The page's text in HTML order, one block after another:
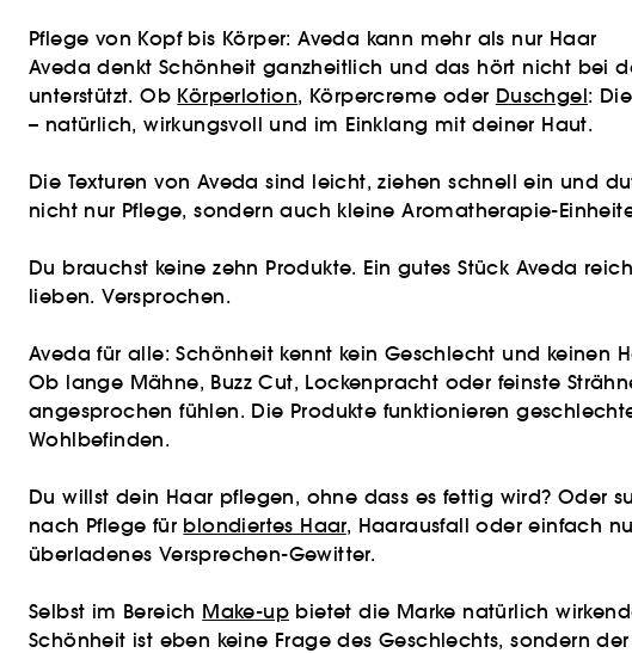
Pflege von Kopf bis Körper: Aveda kann mehr als nur Haar
Aveda denkt Schönheit ganzheitlich und das hört nicht bei
unterstützt. Ob Körperlotion, Körpercreme oder Duschgel:
– natürlich, wirkungsvoll und im Einklang mit deiner Haut.
Die Texturen von Aveda sind leicht, ziehen schnell ein und
nicht nur Pflege, sondern auch kleine Aromatherapie-
Du brauchst keine zehn Produkte. Ein gutes Stück Aveda
lieben. Versprochen.
Aveda für alle: Schönheit kennt kein Geschlecht und keinen
Ob lange Mähne, Buzz Cut, Lockenpracht oder feinste
angesprochen fühlen. Die Produkte funktionieren
Wohlbefinden.
Du willst dein Haar pflegen, ohne dass es fettig wird? Oder
nach Pflege für blondiertes Haar, Haarausfall oder einfach
überladenes Versprechen-Gewitter.
Selbst im Bereich Make-up bietet die Marke natürlich
Schönheit ist eben keine Frage des Geschlechts, sondern